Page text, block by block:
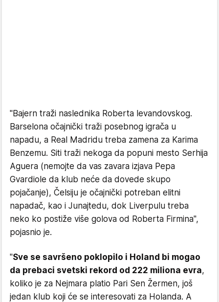
"Bajern traži naslednika Roberta levandovskog.
Barselona očajnički traži posebnog igrača u
napadu, a Real Madridu treba zamena za Karima
Benzemu. Siti traži nekoga da popuni mesto Serhija
Aguera (nemojte da vas zavara izjava Pepa
Gvardiole da klub neće da dovede skupo
pojačanje), Čelsiju je očajnički potreban elitni
napadač, kao i Junajtedu, dok Liverpulu treba
neko ko postiže više golova od Roberta Firmina",
pojasnio je.
"Sve se savršeno poklopilo i Holand bi mogao
da prebaci svetski rekord od 222 miliona evra,
koliko je za Nejmara platio Pari Sen Žermen, još
jedan klub koji će se interesovati za Holanda. A